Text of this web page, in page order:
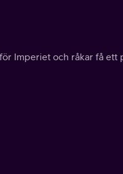
Imperiet och råkar få ett